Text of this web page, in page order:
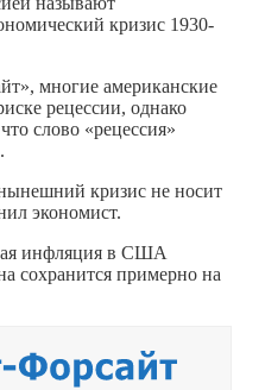
кризис 1930-
многие американские
рецессии, однако
слово «рецессия»
кризис не носит
экономист.
инфляция в США
сохранится примерно на